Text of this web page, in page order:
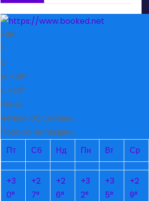
+38
°
C
H: +39°
L: +23°
Рівне
Четвер, 06 Серпень
Прогноз на тиждень
Пт
Сб Нд Пн Вт Ср
+3
0°
+2
7°
+2
6°
+3
2°
+3
5°
+2
9°